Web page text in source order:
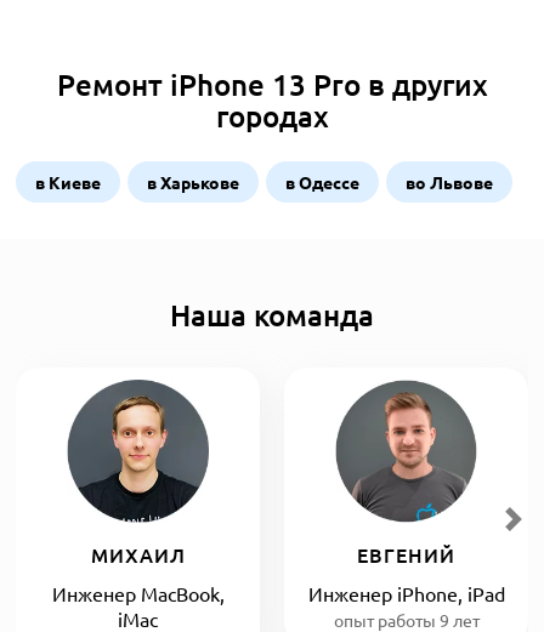
Ремонт iPhone 13 Pro в других
городах
в Киеве в Харькове в Одессе во Львове
Наша команда
МИХАИЛ
Инженер MacBook,
iMac
ЕВГЕНИЙ
Инженер iPhone, iPad
опыт работы 9 лет